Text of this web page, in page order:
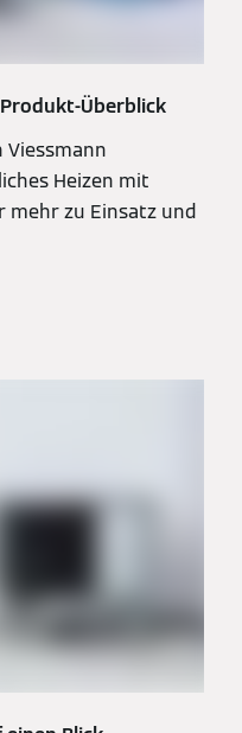
Überblick
Viessmann
Heizen mit
mehr zu Einsatz und